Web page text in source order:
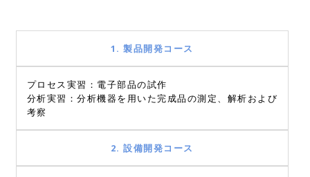
1. 製品開発コース
プロセス実習：電子部品の試作
分析実習：分析機器を用いた完成品の測定、解析および
考察
2. 設備開発コース